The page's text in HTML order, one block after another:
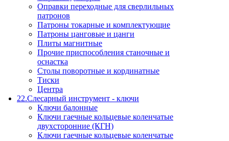
Оправки переходные для сверлильных
патронов
Патроны токарные и комплектующие
Патроны цанговые и цанги
Плиты магнитные
Прочие приспособления станочные и
оснастка
Столы поворотные и кординатные
Тиски
Центра
22.Слесарный инструмент - ключи
Ключи балонные
Ключи гаечные кольцевые коленчатые
двухсторонние (КГН)
Ключи гаечные кольцевые коленчатые